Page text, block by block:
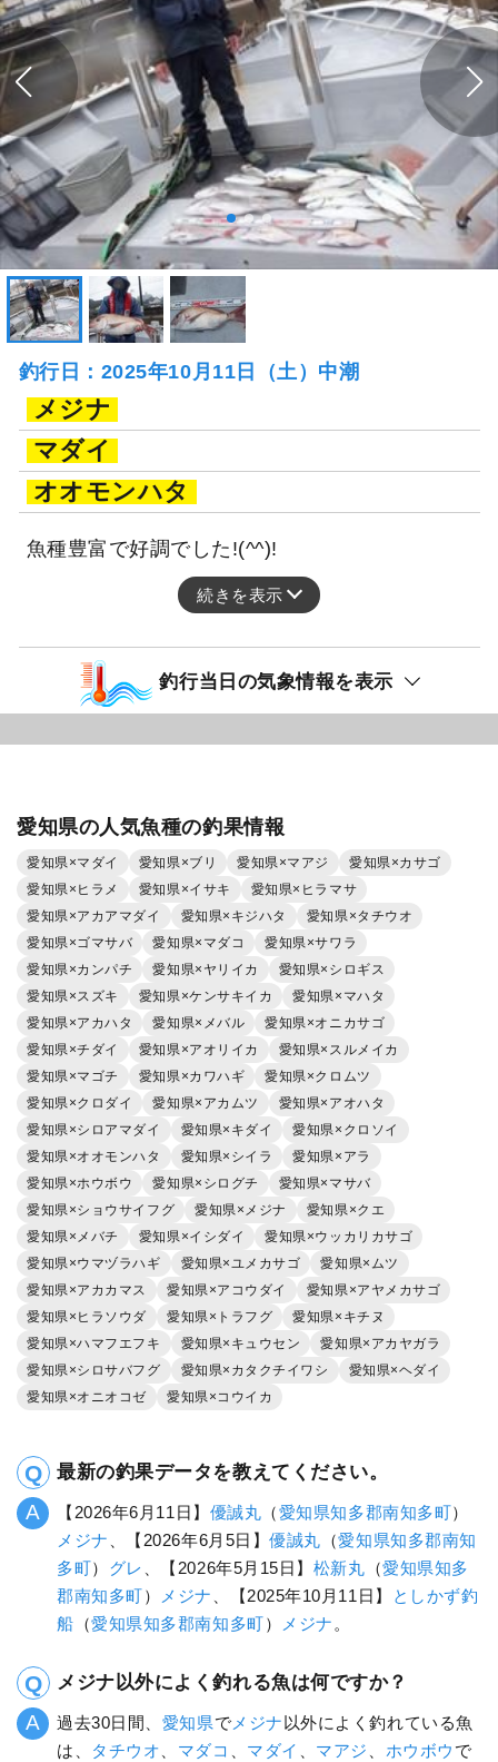
釣行日：2025年10月11日（土）中潮
メジナ
マダイ
オオモンハタ
魚種豊富で好調でした!(^^)!
続きを表示
釣行当日の気象情報を表示
愛知県の人気魚種の釣果情報
愛知県×マダイ 愛知県×ブリ 愛知県×マアジ
愛知県×カサゴ
愛知県×ヒラメ
愛知県×イサキ
愛知県×ヒラマサ
愛知県×アカアマダイ
愛知県×キジハタ
愛知県×タチウオ
愛知県×ゴマサバ
愛知県×マダコ
愛知県×サワラ
愛知県×カンパチ
愛知県×ヤリイカ
愛知県×シロギス
愛知県×スズキ
愛知県×ケンサキイカ
愛知県×マハタ
愛知県×アカハタ
愛知県×メバル
愛知県×オニカサゴ
愛知県×チダイ
愛知県×アオリイカ
愛知県×スルメイカ
愛知県×マゴチ
愛知県×カワハギ
愛知県×クロムツ
愛知県×クロダイ
愛知県×アカムツ
愛知県×アオハタ
愛知県×シロアマダイ
愛知県×キダイ
愛知県×クロソイ
愛知県×オオモンハタ
愛知県×シイラ
愛知県×アラ
愛知県×ホウボウ
愛知県×シログチ
愛知県×マサバ
愛知県×ショウサイフグ
愛知県×メジナ
愛知県×クエ
愛知県×メバチ
愛知県×イシダイ
愛知県×ウッカリカサゴ
愛知県×ウマヅラハギ
愛知県×ユメカサゴ
愛知県×ムツ
愛知県×アカカマス
愛知県×アコウダイ
愛知県×アヤメカサゴ
愛知県×ヒラソウダ
愛知県×トラフグ
愛知県×キチヌ
愛知県×ハマフエフキ
愛知県×キュウセン
愛知県×アカヤガラ
愛知県×シロサバフグ
愛知県×カタクチイワシ
愛知県×ヘダイ
愛知県×オニオコゼ
愛知県×コウイカ
最新の釣果データを教えてください。
【2026年6月11日】 優誠丸 （愛知県知多郡南知多町）
メジナ 、【2026年6月5日】優誠丸 （愛知県知多郡南知
多町） グレ 、【2026年5月15日】 松新丸 （愛知県知多
郡南知多町） メジナ 、【2025年10月11日】
としかず釣
船 （愛知県知多郡南知多町） メジナ。
メジナ以外によく釣れる魚は何ですか？
過去30日間、 愛知県でメジナ以外によく釣れている魚
は、
タチウオ、 マダコ 、 マダイ 、 マアジ 、 ホウボウ で